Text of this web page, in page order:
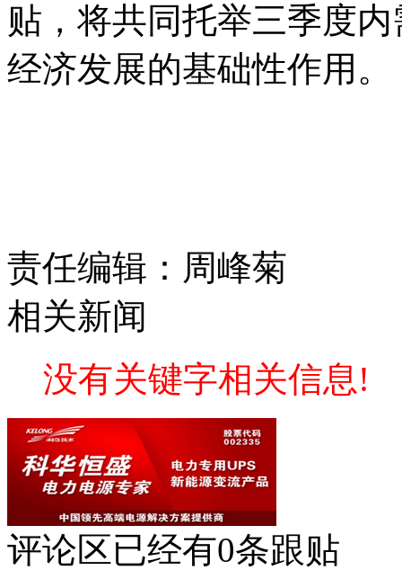
贴，将共同托举三季度
经济发展的基础性作用。
责任编辑：周峰菊
相关新闻
没有关键字相关信息!
评论区已经有0条跟贴